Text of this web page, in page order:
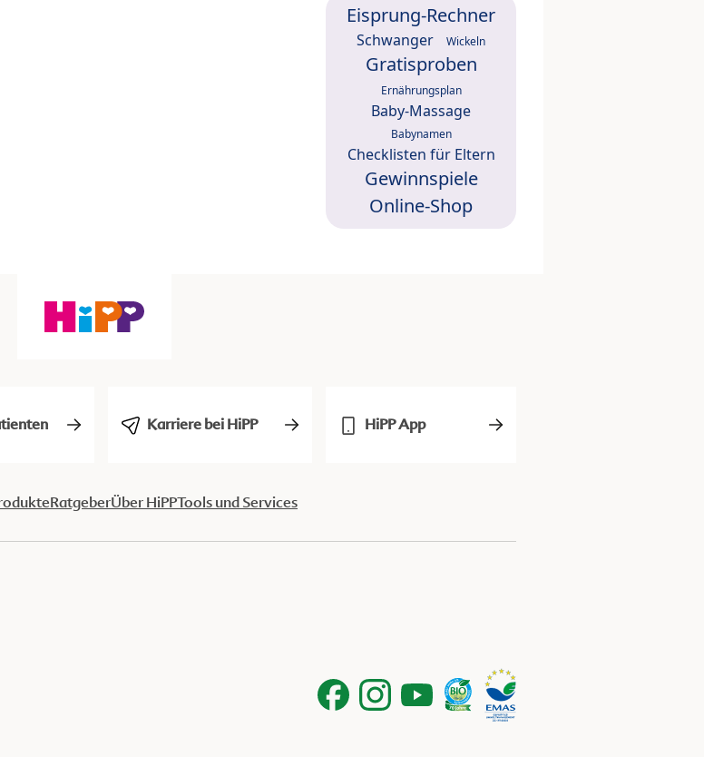
Eisprung-Rechner
Schwanger Wickeln
Gratisproben
Ernährungsplan
Baby-Massage
Babynamen
Checklisten für Eltern
Gewinnspiele
Online-Shop
Karriere bei HiPP HiPP App
RatgeberÜber HiPPTools und Services